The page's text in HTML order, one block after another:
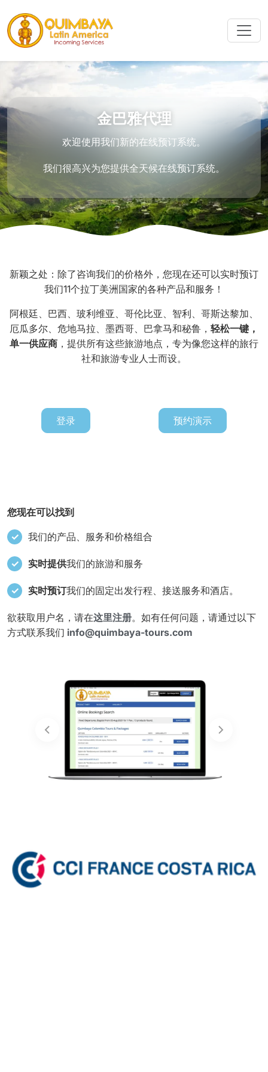
金巴雅代理
欢迎使用我们新的在线预订系统。
我们很高兴为您提供全天候在线预订系统。
新颖之处：除了咨询我们的价格外，您现在还可以实时预订
我们11个拉丁美洲国家的各种产品和服务！
阿根廷、巴西、玻利维亚、哥伦比亚、智利、哥斯达黎加、
厄瓜多尔、危地马拉、墨西哥、巴拿马和秘鲁， 轻松一键，
单一供应商 ，提供所有这些旅游地点，专为像您这样的旅行
社和旅游专业人士而设。
登录 预约演示
您现在可以找到
我们的产品、服务和价格组合
实时提供我们的旅游和服务
实时预订我们的固定出发行程、接送服务和酒店。
欲获取用户名，请在这里注册。如有任何问题，请通过以下
方式联系我们 info@quimbaya-tours.com